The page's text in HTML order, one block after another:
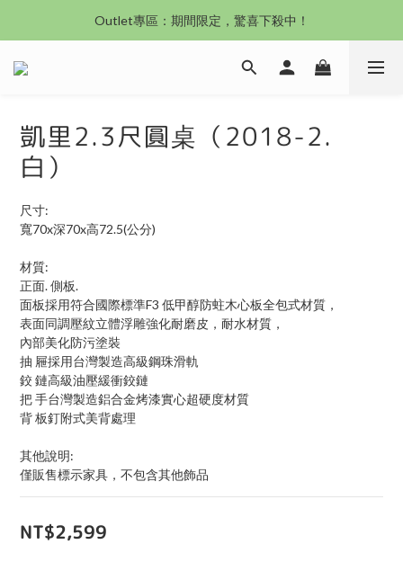
沙發新登場｜想躺就躺，頭等艙到商務艙一次擁有
Outlet專區：期間限定，驚喜下殺中！
沙發新登場｜想躺就躺，頭等艙到商務艙一次擁有
凱里2.3尺圓桌（2018-2.
白）
尺寸:
寬70x深70x高72.5(公分)
材質:
正面. 側板.
面板採用符合國際標準F3 低甲醇防蛀木心板全包式材質，
表面同調壓紋立體浮雕強化耐磨皮，耐水材質，
內部美化防污塗裝
抽 屜採用台灣製造高級鋼珠滑軌
鉸 鏈高級油壓緩衝鉸鏈
把 手台灣製造鋁合金烤漆實心超硬度材質
背 板釘附式美背處理
其他說明:
僅販售標示家具，不包含其他飾品
NT$2,599